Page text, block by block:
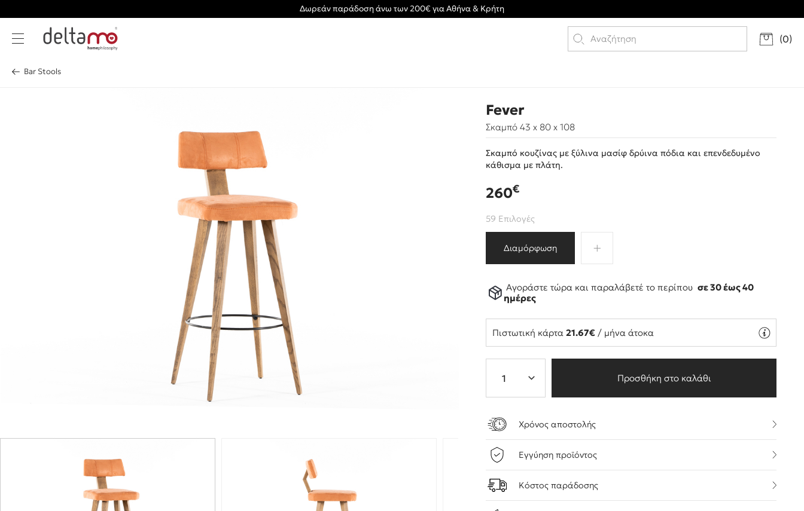
Δωρεάν παράδοση άνω των 200€ για Αθήνα & Κρήτη
(0)
Bar Stools
Fever
Σκαμπό 43 x 80 x 108
Σκαμπό κουζίνας με ξύλινα μασίφ δρύινα πόδια και επενδεδυμένο
κάθισμα με πλάτη.
260€
Διαμόρφωση
59 Επιλογές
Αγοράστε τώρα και παραλάβετέ το περίπου σε 30 έως 40
ημέρες
Πιστωτική κάρτα21.67€ / μήνα άτοκα
Προσθήκη στο καλάθι
Χρόνος αποστολής
Εγγύηση προϊόντος
Κόστος παράδοσης